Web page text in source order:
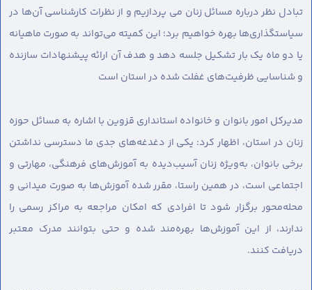
تبادل نظر درباره مسائل زنان می پردازیم و از نظرات کارشناسی آن‌ها در
سیاستگذاری‌ها بهره خواهیم برد؛ این کمیته می‌تواند به صورت ماهیانه
یا دو ماه یک بار تشکیل جلسه دهد و هدف آن ارائه پیشنهادات سازنده
و شناسایی ظرفیت‌های غفلت شده در استان است
مدیرکل امور بانوان و خانواده استانداری قزوین با اشاره به مسائل حوزه
زنان در استان، اظهار کرد: یکی از دغدغه‌های جدی ما دسترسی نداشتن
برخی بانوان، به‌ویژه زنان آسیب‌دیده به آموزش‌های فرهنگی، مهارتی و
اجتماعی است، در همین راستا، مقرر شده آموزش‌ها به صورت میدانی و
محله‌محور برگزار شود تا افرادی که امکان مراجعه به مراکز رسمی را
ندارند، از این آموزش‌ها بهره‌مند شده و حتی بتوانند مدرک معتبر
دریافت کنند.